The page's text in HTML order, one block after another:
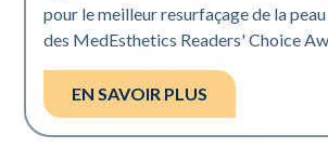
pour le meilleur resurfaçage de la
des MedEsthetics Readers' Choice
EN SAVOIR PLUS